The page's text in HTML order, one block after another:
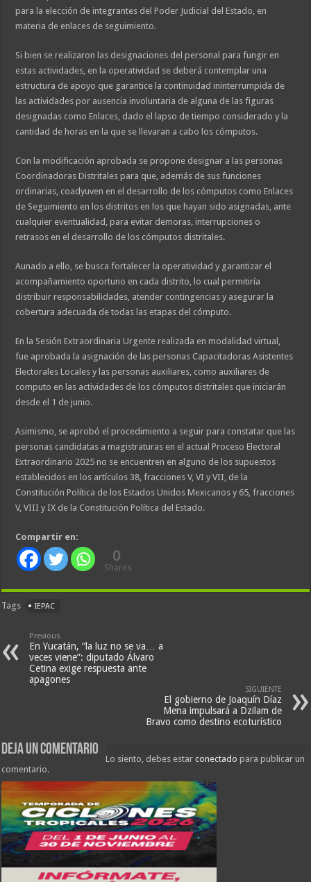
para la elección de integrantes del Poder Judicial del Estado, en
materia de enlaces de seguimiento.
Si bien se realizaron las designaciones del personal para fungir en
estas actividades, en la operatividad se deberá contemplar una
estructura de apoyo que garantice la continuidad ininterrumpida de
las actividades por ausencia involuntaria de alguna de las figuras
designadas como Enlaces, dado el lapso de tiempo considerado y la
cantidad de horas en la que se llevaran a cabo los cómputos.
Con la modificación aprobada se propone designar a las personas
Coordinadoras Distritales para que, además de sus funciones
ordinarias, coadyuven en el desarrollo de los cómputos como Enlaces
de Seguimiento en los distritos en los que hayan sido asignadas, ante
cualquier eventualidad, para evitar demoras, interrupciones o
retrasos en el desarrollo de los cómputos distritales.
Aunado a ello, se busca fortalecer la operatividad y garantizar el
acompañamiento oportuno en cada distrito, lo cual permitiría
distribuir responsabilidades, atender contingencias y asegurar la
cobertura adecuada de todas las etapas del cómputo.
En la Sesión Extraordinaria Urgente realizada en modalidad virtual,
fue aprobada la asignación de las personas Capacitadoras Asistentes
Electorales Locales y las personas auxiliares, como auxiliares de
computo en las actividades de los cómputos distritales que iniciarán
desde el 1 de junio.
Asimismo, se aprobó el procedimiento a seguir para constatar que las
personas candidatas a magistraturas en el actual Proceso Electoral
Extraordinario 2025 no se encuentren en alguno de los supuestos
establecidos en los artículos 38, fracciones V, VI y VII, de la
Constitución Política de los Estados Unidos Mexicanos y 65, fracciones
V, VIII y IX de la Constitución Política del Estado.
Compartir en:
0
Shares
Tags IEPAC
Previous
En Yucatán, “la luz no se va… a
veces viene”: diputado Álvaro
Cetina exige respuesta ante
apagones
SIGUIENTE
El gobierno de Joaquín Díaz
Mena impulsará a Dzilam de
Bravo como destino ecoturístico
Deja un comentario
Lo siento, debes estarconectado para publicar un
comentario.